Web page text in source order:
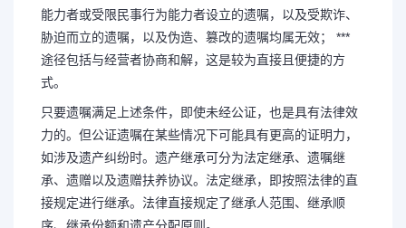
能力者或受限民事行为能力者设立的遗嘱，以及受欺诈、
胁迫而立的遗嘱，以及伪造、篡改的遗嘱均属无效； ***
途径包括与经营者协商和解，这是较为直接且便捷的方
式。
只要遗嘱满足上述条件，即使未经公证，也是具有法律效
力的。但公证遗嘱在某些情况下可能具有更高的证明力，
如涉及遗产纠纷时。遗产继承可分为法定继承、遗嘱继
承、遗赠以及遗赠扶养协议。法定继承，即按照法律的直
接规定进行继承。法律直接规定了继承人范围、继承顺
判断。